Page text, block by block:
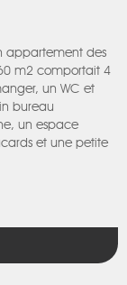
appartement des
m2 comportait 4
un WC et
bureau
un espace
et une petite
et meubles
devait
esprit initial
les volumes, à
agrandies, des